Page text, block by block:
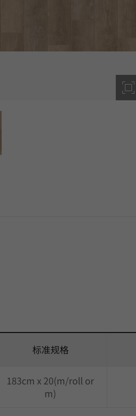
标准规格
183cm x 20(m/roll or
m)